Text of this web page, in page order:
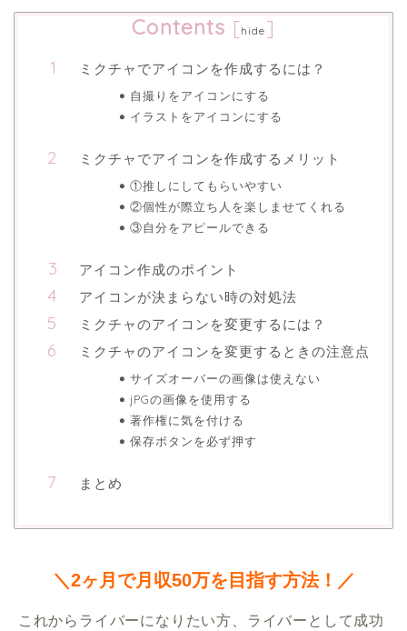
Contents [hide ]
ミクチャでアイコンを作成するには？
自撮りをアイコンにする
イラストをアイコンにする
ミクチャでアイコンを作成するメリット
①推しにしてもらいやすい
②個性が際立ち人を楽しませてくれる
③自分をアピールできる
アイコン作成のポイント
アイコンが決まらない時の対処法
ミクチャのアイコンを変更するには？
ミクチャのアイコンを変更するときの注意点
サイズオーバーの画像は使えない
jPGの画像を使用する
著作権に気を付ける
保存ボタンを必ず押す
まとめ
＼2ヶ月で月収50万を目指す方法！／